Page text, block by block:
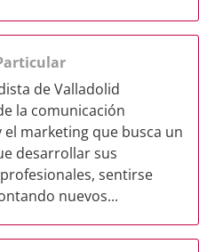
de Valladolid
la comunicación
marketing que busca un
desarrollar sus
sentirse
nuevos...